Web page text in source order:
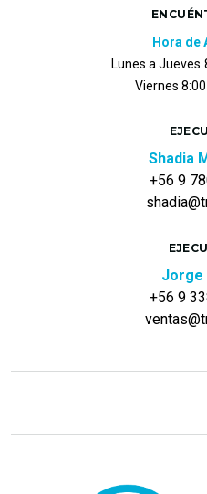
Hora de
Lunes a Jueves
Viernes
Shadia
+56 9
Jorge
+56 9